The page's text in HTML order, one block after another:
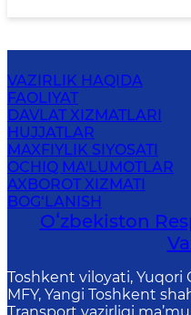
VAZIRLIK HAQIDA
FAOLIYAT
DAVLAT XIZMATLARI
HUJJATLAR
MAXFIYLIK SIYOSATI
OCHIQ MA'LUMOTLAR
AXBOROT XIZMATI
BOG‘LANISH
Oʻzbekiston
Toshkent viloyati, Yuqori
MFY, Yangi Toshkent